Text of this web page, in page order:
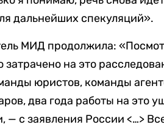
дальнейших спекуляций».
МИД продолжила:
затрачено на это
юристов, команды
два года работы на это
— с заявления России <…>